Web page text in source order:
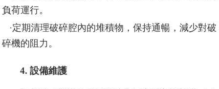
負荷運行。
·定期清理破碎腔內的堆積物，保持通暢，減少對破
碎機的阻力。
4. 設備維護